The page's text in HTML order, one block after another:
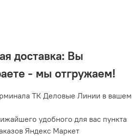
доставка: Вы
- мы отгружаем!
ТК Деловые Линии в вашем
удобного для вас пункта
Яндекс Маркет